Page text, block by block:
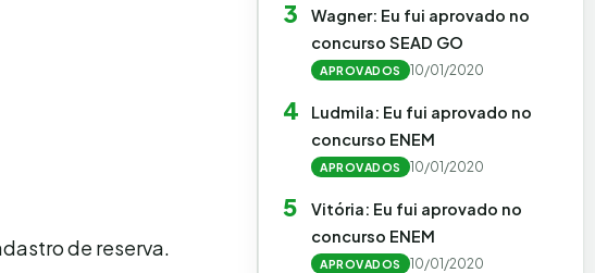
de reserva.
3
Wagner: Eu fui aprovado no
concurso SEAD GO
APROVADOS 10/01/2020
4
Ludmila: Eu fui aprovado no
concurso ENEM
APROVADOS 10/01/2020
5
Vitória: Eu fui aprovado no
concurso ENEM
APROVADOS 10/01/2020